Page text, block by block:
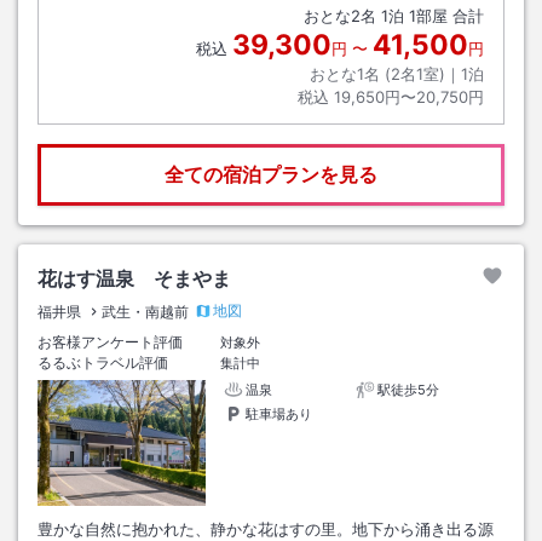
おとな2名 1泊 1部屋 合計
税込 39,300円 〜 41,500円
おとな1名 (2名1室)｜ 1泊
税込 19,650円〜20,750円
全ての宿泊プランを見る
花はす温泉 そまやま
福井県 武生・南越前
地図
お客様アンケート評価
対象外
るるぶトラベル評価
集計中
温泉
駅徒歩5分
駐車場あり
豊かな自然に抱かれた、静かな花はすの里。地下から涌き出る源